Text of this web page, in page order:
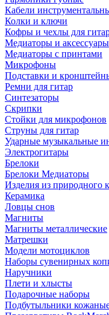
Кабели
Колки и ключи
Кофры и чехлы для
Медиаторы и аксессуары
Медиаторы с принтами
Микрофоны
Подставки и
Ремни для гитар
Синтезаторы
Скрипки
Стойки для микрофонов
Струны для гитар
Ударные музыкальные
Электрогитары
Брелоки
Брелоки Медиаторы
Изделия из природного
Керамика
Ловцы снов
Магниты
Магниты металлические
Матрешки
Модели мотоциклов
Наборы сувенирных
Наручники
Плети и хлысты
Подарочные наборы
Подбутыльники